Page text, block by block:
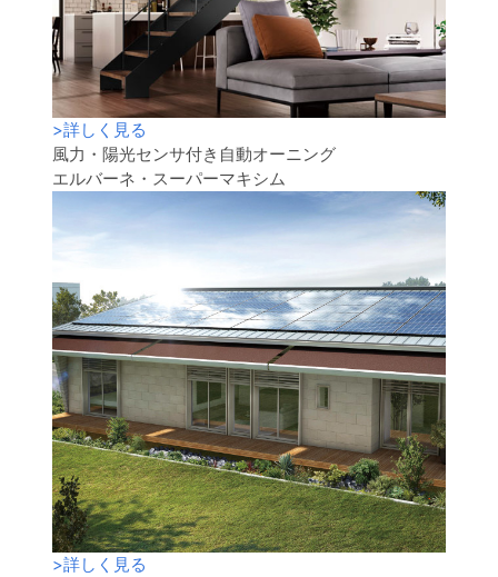
>詳しく見る
風力・陽光センサ付き自動オーニング
エルバーネ・スーパーマキシム
>詳しく見る